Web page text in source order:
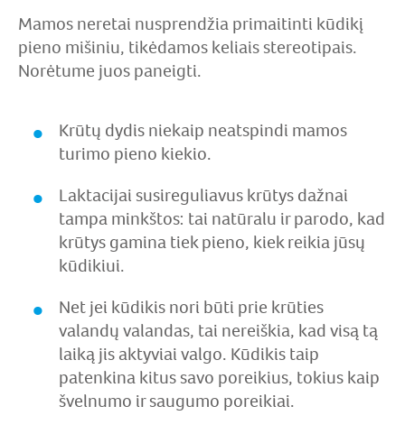
Mamos neretai nusprendžia primaitinti kūdikį
pieno mišiniu, tikėdamos keliais stereotipais.
Norėtume juos paneigti.
Krūtų dydis niekaip neatspindi mamos
turimo pieno kiekio.
Laktacijai susireguliavus krūtys dažnai
tampa minkštos: tai natūralu ir parodo, kad
krūtys gamina tiek pieno, kiek reikia jūsų
kūdikiui.
Net jei kūdikis nori būti prie krūties
valandų valandas, tai nereiškia, kad visą tą
laiką jis aktyviai valgo. Kūdikis taip
patenkina kitus savo poreikius, tokius kaip
švelnumo ir saugumo poreikiai.